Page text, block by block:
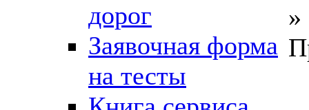
дорог
Заявочная форма
на тесты
»